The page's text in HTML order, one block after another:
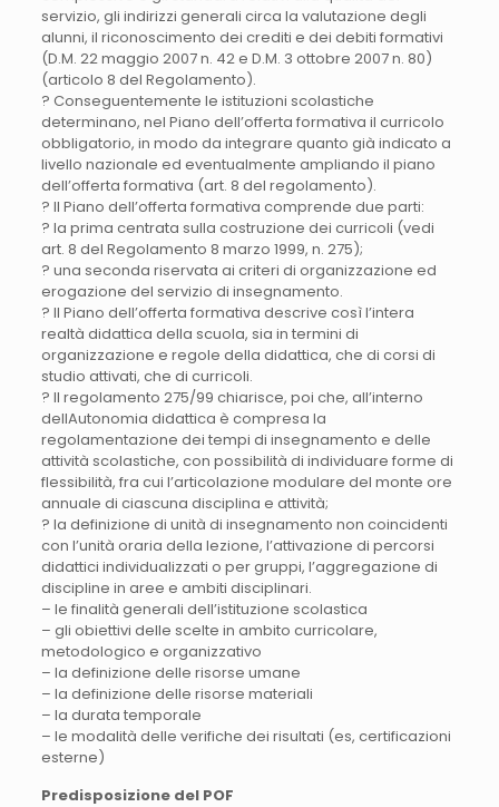
servizio, gli indirizzi generali circa la valutazione degli
alunni, il riconoscimento dei crediti e dei debiti formativi
(D.M. 22 maggio 2007 n. 42 e D.M. 3 ottobre 2007 n. 80)
(articolo 8 del Regolamento).
? Conseguentemente le istituzioni scolastiche
determinano, nel Piano dell’offerta formativa il curricolo
obbligatorio, in modo da integrare quanto già indicato a
livello nazionale ed eventualmente ampliando il piano
dell’offerta formativa (art. 8 del regolamento).
? Il Piano dell’offerta formativa comprende due parti:
? la prima centrata sulla costruzione dei curricoli (vedi
art. 8 del Regolamento 8 marzo 1999, n. 275);
? una seconda riservata ai criteri di organizzazione ed
erogazione del servizio di insegnamento.
? Il Piano dell’offerta formativa descrive così l’intera
realtà didattica della scuola, sia in termini di
organizzazione e regole della didattica, che di corsi di
studio attivati, che di curricoli.
? Il regolamento 275/99 chiarisce, poi che, all’interno
dellAutonomia didattica è compresa la
regolamentazione dei tempi di insegnamento e delle
attività scolastiche, con possibilità di individuare forme di
flessibilità, fra cui l’articolazione modulare del monte ore
annuale di ciascuna disciplina e attività;
? la definizione di unità di insegnamento non coincidenti
con l’unità oraria della lezione, l’attivazione di percorsi
didattici individualizzati o per gruppi, l’aggregazione di
discipline in aree e ambiti disciplinari.
– le finalità generali dell’istituzione scolastica
– gli obiettivi delle scelte in ambito curricolare,
metodologico e organizzativo
– la definizione delle risorse umane
– la definizione delle risorse materiali
– la durata temporale
– le modalità delle verifiche dei risultati (es, certificazioni
esterne)
Predisposizione del POF